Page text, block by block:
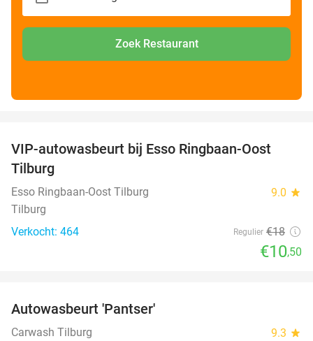
Zoek Restaurant
42%
VIP-autowasbeurt bij Esso Ringbaan-Oost
Tilburg
Esso Ringbaan-Oost Tilburg 9.0 star
Tilburg
Verkocht: 464
Regulier €18
€10,50
Autowasbeurt 'Pantser'
Carwash Tilburg 9.3 star